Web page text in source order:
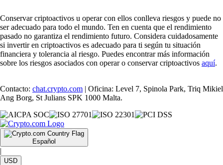
Conservar criptoactivos u operar con ellos conlleva riesgos y puede no
ser adecuado para todo el mundo. Ten en cuenta que el rendimiento
pasado no garantiza el rendimiento futuro. Considera cuidadosamente
si invertir en criptoactivos es adecuado para ti según tu situación
financiera y tolerancia al riesgo. Puedes encontrar más información
sobre los riesgos asociados con operar o conservar criptoactivos aquí.
Contacto: chat.crypto.com | Oficina: Level 7, Spinola Park, Triq Mikiel
Ang Borg, St Julians SPK 1000 Malta.
Español
|
USD